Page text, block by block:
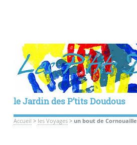
le Jardin des P’tits Doudous
Accueil > les Voyages> un bout de Cornouaille